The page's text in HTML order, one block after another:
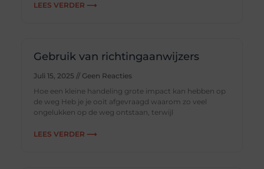
LEES VERDER ⟶
Gebruik van richtingaanwijzers
Juli 15, 2025
Geen Reacties
Hoe een kleine handeling grote impact kan hebben op
de weg Heb je je ooit afgevraagd waarom zo veel
ongelukken op de weg ontstaan, terwijl
LEES VERDER ⟶